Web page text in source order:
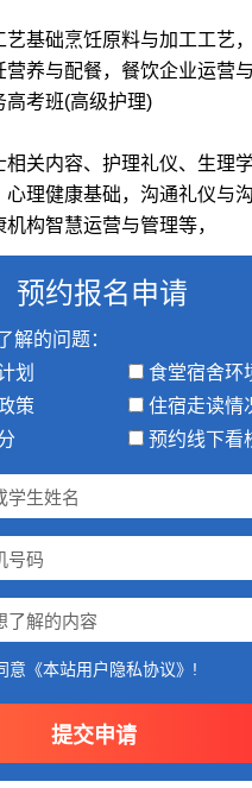
艺基础烹饪原料与加工工艺
养与配餐，餐饮企业运营与
高考班(高级护理)
相关内容、护理礼仪、生理
理健康基础，沟通礼仪与沟
构智慧运营与管理等，
预约报名申请
解的问题：
划
食堂宿舍环
策
住宿走读情
预约线下看
意《本站用户隐私协议》!